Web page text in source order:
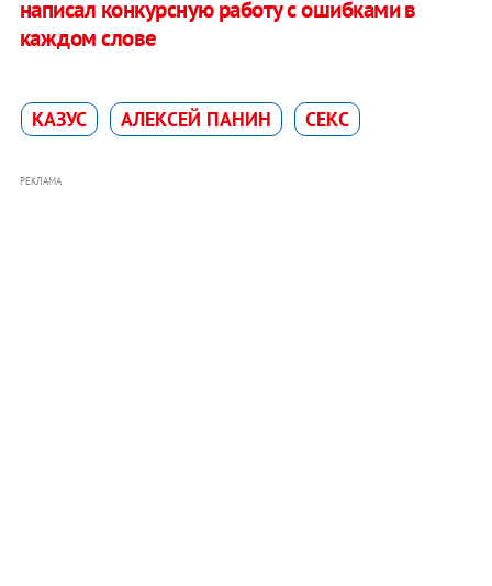
написал конкурсную работу с ошибками в
каждом слове
КАЗУС АЛЕКСЕЙ ПАНИН СЕКС
РЕКЛАМА